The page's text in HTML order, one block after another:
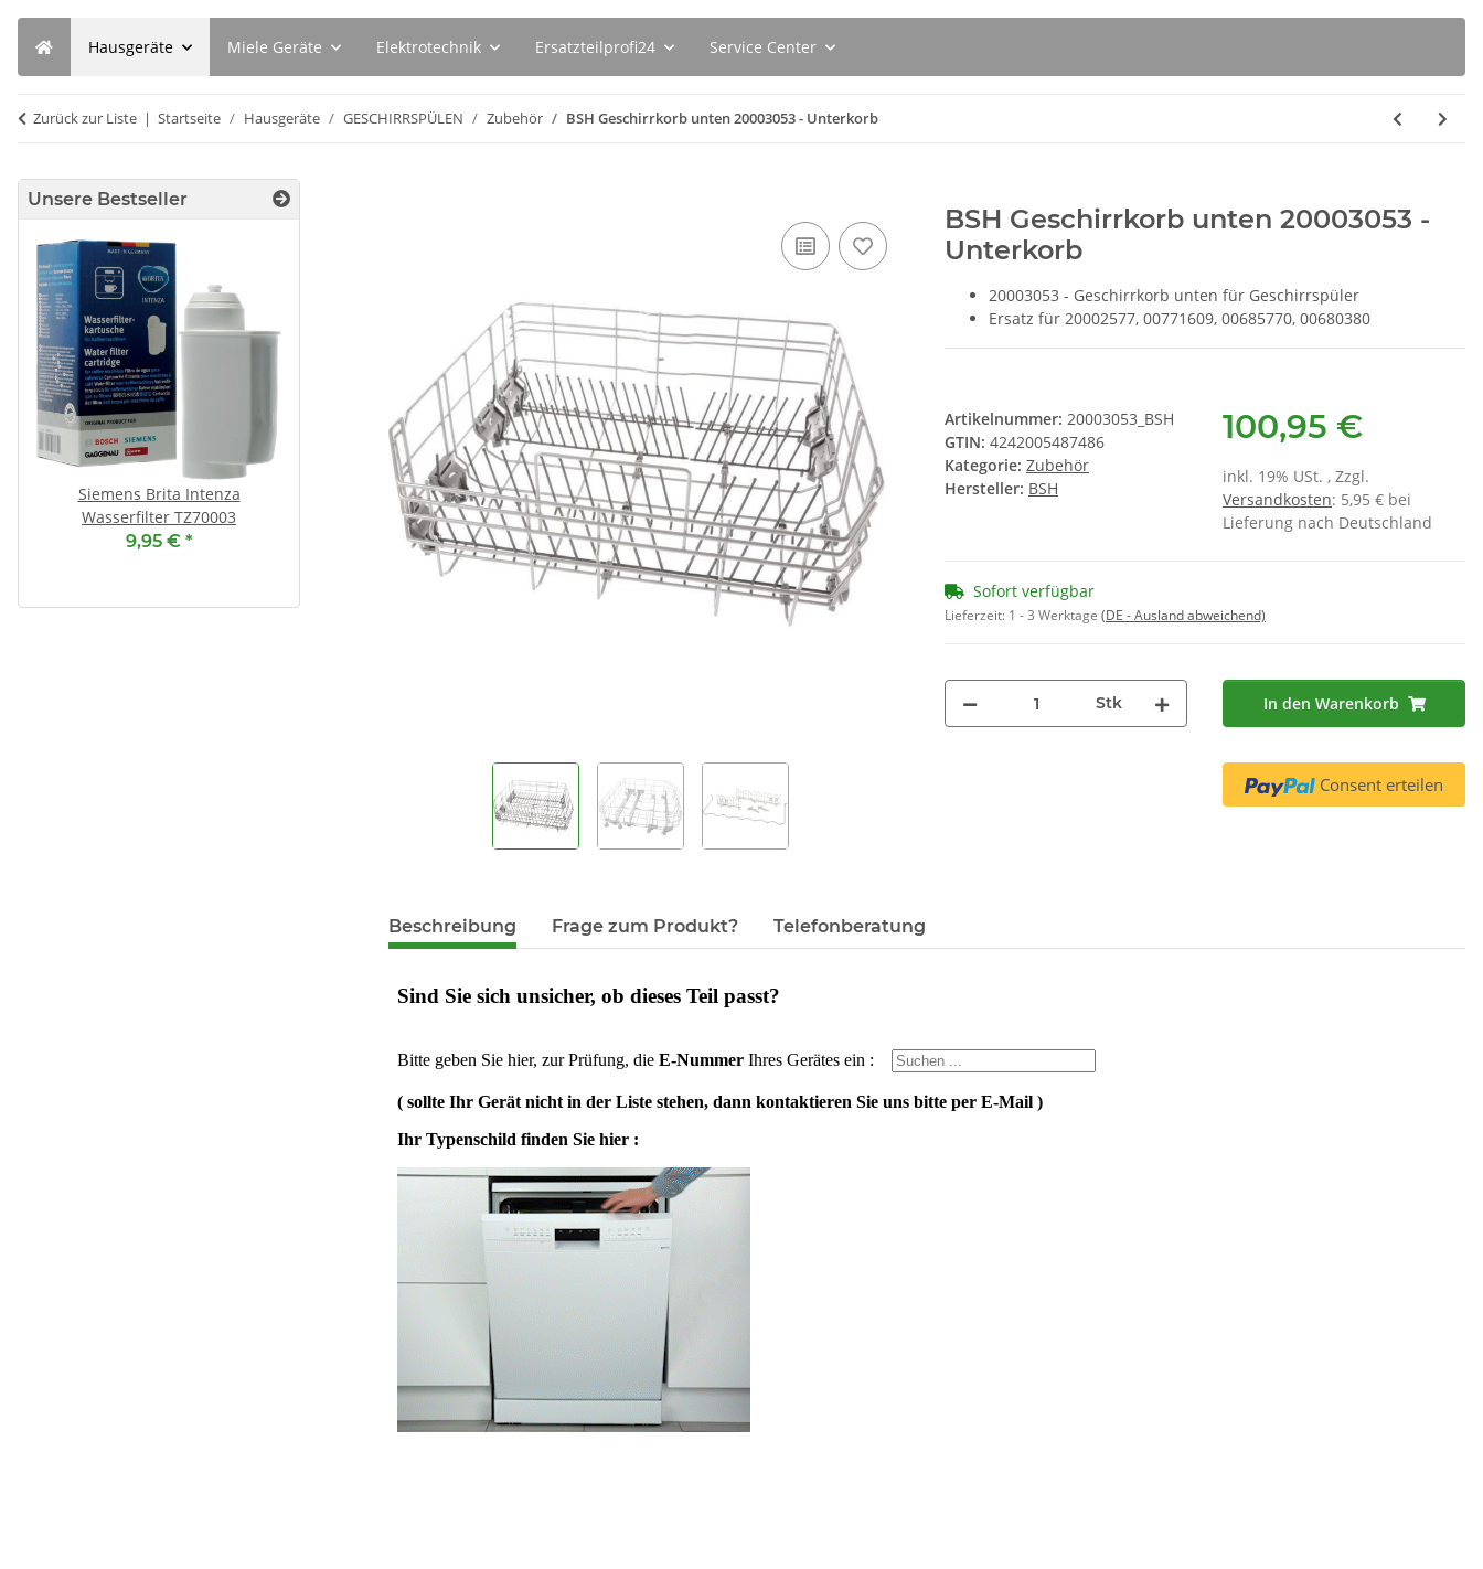
Hausgeräte Miele Geräte Elektrotechnik Ersatzteilprofi24 Service Center
Zurück zur Liste Startseite Hausgeräte GESCHIRRSPÜLEN Zubehör BSH Geschirrkorb unten 20003053 - Unterkorb
BSH Geschirrkorb unten 20003053 -
Unterkorb
20003053 - Geschirrkorb unten für Geschirrspüler
Ersatz für 20002577, 00771609, 00685770, 00680380
Artikelnummer: 20003053_BSH
GTIN: 4242005487486
Kategorie: Zubehör
Hersteller: BSH
100,95 €
inkl. 19% USt. , Zzgl.
Versandkosten: 5,95 € bei
Lieferung nach Deutschland
Sofort verfügbar
Lieferzeit: 1 - 3 Werktage (DE - Ausland abweichend)
Stk In den Warenkorb
Consent erteilen
Beschreibung Frage zum Produkt? Telefonberatung
Unsere Bestseller
Siemens Brita Intenza
Wasserfilter TZ70003
9,95 € *
SEBO Filterbox X 5093ER
13,55 €*
1,69 € pro 1
BSH Entkalkungstabletten
00312453
6,95 €*
1,16 € pro 1
SEBO Filterbox E 8300ER
BSH Spülmaschinenreiniger
00312478 00312477 ( 4 x 45g )